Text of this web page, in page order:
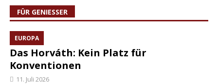
FÜR GENIESSER
EUROPA
Das Horváth: Kein Platz für
Konventionen
11. Juli 2026